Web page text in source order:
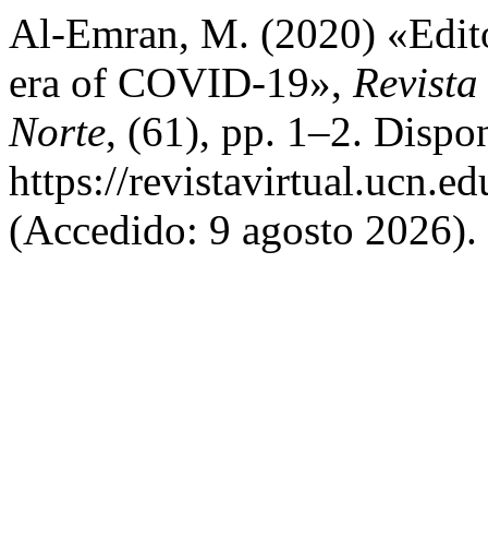
Al-Emran, M. (2020)
era of COVID-19»,
Norte, (61), pp. 1–2.
https://
(Accedido: 9 agosto 2026).